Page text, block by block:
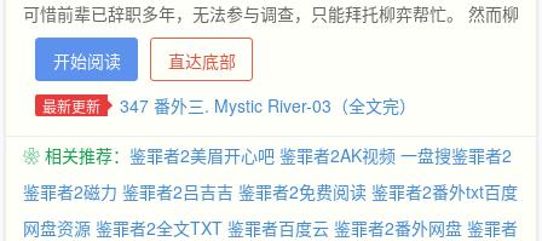
可惜前辈已辞职多年，无法参与调查，只能拜托柳弈帮忙。 然而柳
弈去翻查旧案记录的时候，却赫然发现鉴定报告和一批物证竟已丢
失。 同时，他也收到了前辈突遭意外而亡的噩耗。 一周后，一个
匿名包裹寄到了柳弈手上。 包裹中竟是那份“遗失”的鉴定报告。
那就查下去吧。” === 柳主任和戚警官的甜（惊）甜（险）蜜
（刺）蜜（激）的刑侦探案故事，part2~ 英俊正直闷骚纯情刑警攻
×高学历高智商坏心眼法医受，不逆。 === 10月23日入V，入V当
开始阅读 直达底部
最新更新 347 番外三. Mystic River-03（全文完）
❀ 相关推荐： 鉴罪者2美眉开心吧 鉴罪者2AK视频 一盘搜鉴罪者2
鉴罪者2磁力 鉴罪者2吕吉吉 鉴罪者2免费阅读 鉴罪者2番外txt百度
网盘资源 鉴罪者2全文TXT 鉴罪者百度云 鉴罪者2番外网盘 鉴罪者